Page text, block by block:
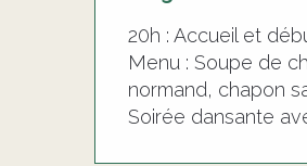
20h : Accueil et
Menu : Soupe de
normand, chapon
Soirée dansante